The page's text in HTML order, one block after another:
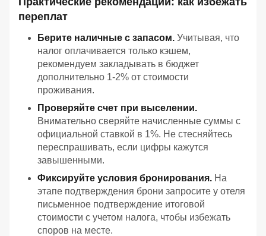
переплат
Берите наличные с запасом. Учитывая, что
налог оплачивается только кэшем,
рекомендуем закладывать в бюджет
дополнительно 1-2% от стоимости
проживания.
Проверяйте счет при выселении.
Внимательно сверяйте начисленные суммы с
официальной ставкой в 1%. Не стесняйтесь
переспрашивать, если цифры кажутся
завышенными.
Фиксируйте условия бронирования. На
этапе подтверждения брони запросите у отеля
письменное подтверждение итоговой
стоимости с учетом налога, чтобы избежать
споров на месте.